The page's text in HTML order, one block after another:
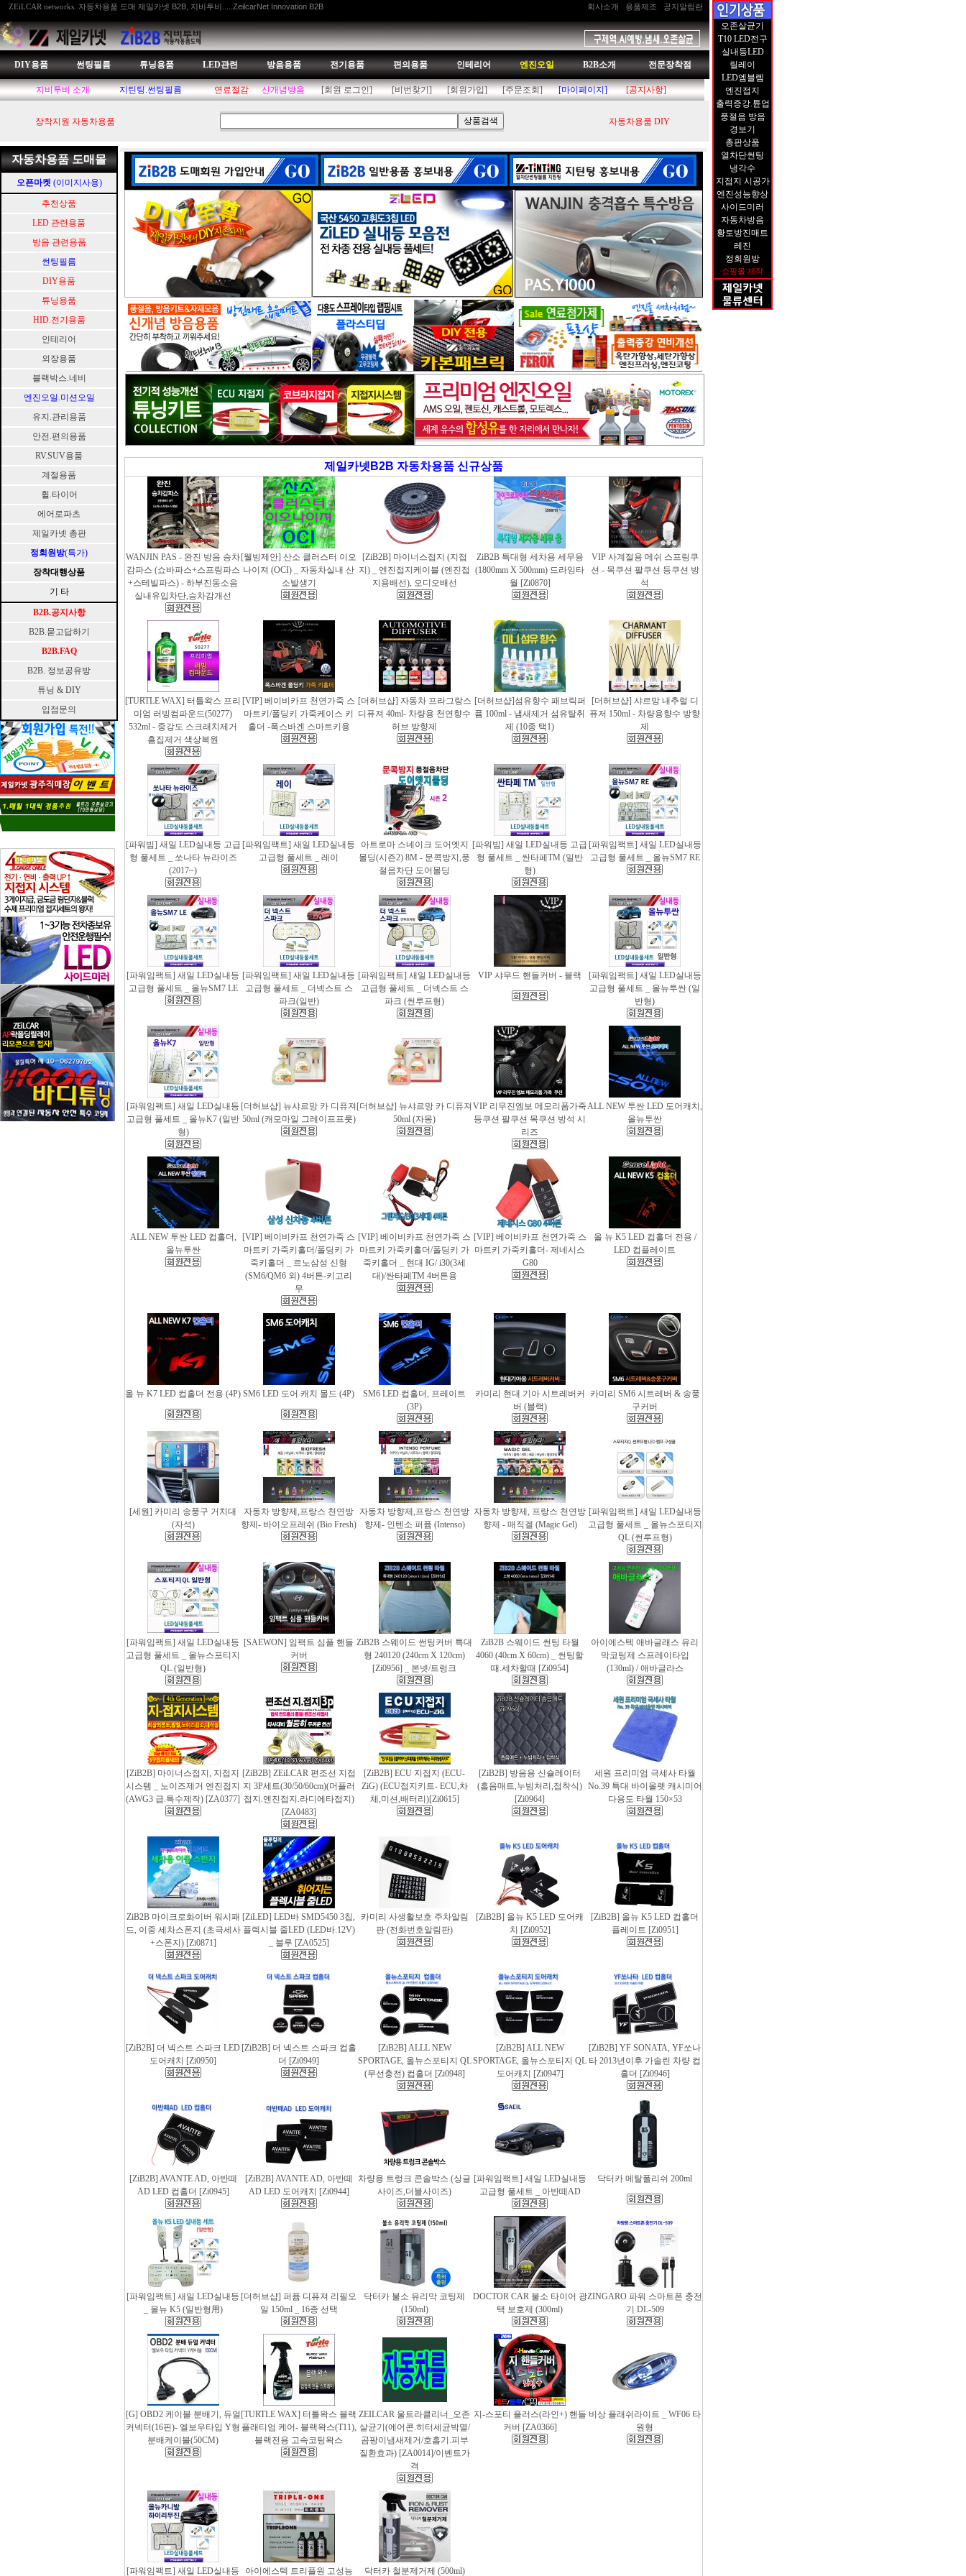
ZEiLCAR networks. 자동차용품 도매 제일카넷 B2B, 지비투비.....ZeilcarNet Innovation B2B 회사소개 용품제조 공지알림란
DIY용품 썬팅필름 튜닝용품 LED관련 방음용품 전기용품 편의용품 인테리어 엔진오일 B2B소개 전문장착점
지비투비 소개 지틴팅.썬팅필름 연료절감 신개념방음 [회원 로그인] [비번찾기] [회원가입] [주문조회] [마이페이지] [공지사항]
장착지원 자동차용품 자동차용품 DIY
자동차용품 도매몰
오픈마켓 (이미지사용)
추천상품
LED 관련용품
방음 관련용품
썬팅필름
DIY용품
튜닝용품
HID.전기용품
인테리어
외장용품
블랙박스.네비
엔진오일.미션오일
유지.관리용품
안전.편의용품
RV.SUV용품
계절용품
휠.타이어
에어로파츠
제일카넷 총판
정회원방(특가)
장착대행상품
기 타
B2B.공지사항
B2B.묻고답하기
B2B.FAQ
B2B. 정보공유방
튜닝 & DIY
입점문의
제일카넷B2B 자동차용품 신규상품
WANJIN PAS - 완진 방음 승차
감파스 (쇼바파스+스프링파스
+스테빌파스) - 하부진동소음
실내유입차단,승차감개선
[웰빙제안] 산소 클러스터 이오
나이져 (OCI) _ 자동차실내 산
소발생기
[ZiB2B] 마이너스접지 (지접
지) _ 엔진접지케이블 (엔진접
지용배선), 오디오배선
ZiB2B 특대형 세차용 세무융
(1800mm X 500mm) 드라잉타
월 [Zi0870]
VIP 사계절용 메쉬 스프링쿠
션 - 목쿠션 팔쿠션 등쿠션 방
석
[TURTLE WAX] 터틀왁스 프리
미엄 러빙컴파운드(50277)
532ml - 중강도 스크래치제거
흠집제거 색상복원
[VIP] 베이비카프 천연가죽 스
마트키/폴딩키 가죽케이스 키
홀더 -폭스바겐 스마트키용
[더허브샵] 자동차 프라그랑스
디퓨져 40ml- 차량용 천연향수
허브 방향제
[더허브샵]섬유향수 패브릭퍼
퓸 100ml - 냄새제거 섬유탈취
제 (10종 택1)
[더허브샵] 샤르망 내추럴 디
퓨저 150ml - 차량용향수 방향
제
[파워빔] 새일 LED실내등 고급
형 풀세트 _ 쏘나타 뉴라이즈
(2017~)
[파워임팩트] 새일 LED실내등
고급형 풀세트 _ 레이
아트로마 스네이크 도어엣지
몰딩(시즌2) 8M - 문콕방지,풍
절음차단 도어몰딩
[파워빔] 새일 LED실내등 고급
형 풀세트 _ 싼타페TM (일반
형)
[파워임팩트] 새일 LED실내등
고급형 풀세트 _ 올뉴SM7 RE
[파워임팩트] 새일 LED실내등
고급형 풀세트 _ 올뉴SM7 LE
[파워임팩트] 새일 LED실내등
고급형 풀세트 _ 더넥스트 스
파크(일반)
[파워임팩트] 새일 LED실내등
고급형 풀세트 _ 더넥스트 스
파크 (썬루프형)
VIP 샤무드 핸들커버 - 블랙
[파워임팩트] 새일 LED실내등
고급형 풀세트 _ 올뉴투싼 (일
반형)
[파워임팩트] 새일 LED실내등
고급형 풀세트 _ 올뉴K7 (일반
형)
[더허브샵] 뉴샤르망 카 디퓨져
50ml (캐모마일 그레이프프룻)
[더허브샵] 뉴샤르망 카 디퓨져
50ml (자몽)
VIP 리무진엠보 메모리폼가죽
등쿠션 팔쿠션 목쿠션 방석 시
리즈
ALL NEW 투싼 LED 도어캐치,
올뉴투싼
ALL NEW 투싼 LED 컵홀더,
올뉴투싼
[VIP] 베이비카프 천연가죽 스
마트키 가죽키홀더/폴딩키 가
죽키홀더 _ 르노삼성 신형
(SM6/QM6 외) 4버튼-키고리
무
[VIP] 베이비카프 천연가죽 스
마트키 가죽키홀더/폴딩키 가
죽키홀더 _ 현대 IG/ i30(3세
대)/싼타페TM 4버튼용
[VIP] 베이비카프 천연가죽 스
마트키 가죽키홀더- 제네시스
G80
올 뉴 K5 LED 컵홀더 전용 /
LED 컵플레이트
올 뉴 K7 LED 컵홀더 전용 (4P) SM6 LED 도어 캐치 몰드 (4P)
SM6 LED 컵홀더, 프레이트
(3P)
카미리 현대 기아 시트레버커
버 (블랙)
카미리 SM6 시트레버 & 송풍
구커버
[세원] 카미리 송풍구 거치대
(자석)
자동차 방향제,프랑스 천연방
향제- 바이오프레쉬 (Bio Fresh)
자동차 방향제,프랑스 천연방
향제- 인텐소 퍼퓸 (Intenso)
자동차 방향제, 프랑스 천연방
향제 - 매직겔 (Magic Gel)
[파워임팩트] 새일 LED실내등
고급형 풀세트 _ 올뉴스포티지
QL (썬루프형)
[파워임팩트] 새일 LED실내등
고급형 풀세트 _ 올뉴스포티지
QL (일반형)
[SAEWON] 임팩트 심플 핸들
커버
ZiB2B 스웨이드 썬팅커버 특대
형 240120 (240cm X 120cm)
[Zi0956] _ 본넷/트렁크
ZiB2B 스웨이드 썬팅 타월
4060 (40cm X 60cm) _ 썬팅할
때.세차할때 [Zi0954]
아이에스텍 애바글래스 유리
막코팅제 스프레이타입
(130ml) / 애바글라스
[ZiB2B] 마이너스접지, 지접지
시스템 _ 노이즈제거 엔진접지
(AWG3 급.특수제작) [ZA0377]
[ZiB2B] ZEiLCAR 편조선 지접
지 3P세트(30/50/60cm)(머플러
접지.엔진접지.라디에타접지)
[ZA0483]
[ZiB2B] ECU 지접지 (ECU-
ZiG) (ECU접지키트- ECU,차
체,미션,배터리)[Zi0615]
[ZiB2B] 방음용 신슐레이터
(흡음매트,누빔처리,접착식)
[Zi0964]
세원 프리미엄 극세사 타월
No.39 특대 바이올렛 캐시미어
다용도 타월 150×53
ZiB2B 마이크로화이버 워시패
드, 이중 세차스폰지 (초극세사
+스폰지) [Zi0871]
[ZiLED] LED바 SMD5450 3칩,
플렉시블 줄LED (LED바.12V)
_ 블루 [ZA0525]
카미리 사생활보호 주차알림
판 (전화번호알림판)
[ZiB2B] 올뉴 K5 LED 도어캐
치 [Zi0952]
[ZiB2B] 올뉴 K5 LED 컵홀더
플레이트 [Zi0951]
[ZiB2B] 더 넥스트 스파크 LED
도어캐치 [Zi0950]
[ZiB2B] 더 넥스트 스파크 컵홀
더 [Zi0949]
[ZiB2B] ALLL NEW
SPORTAGE, 올뉴스포티지 QL
(무선충전) 컵홀더 [Zi0948]
[ZiB2B] ALL NEW
SPORTAGE, 올뉴스포티지 QL
도어캐치 [Zi0947]
[ZiB2B] YF SONATA, YF쏘나
타 2013년이후 가솔린 차량 컵
홀더 [Zi0946]
[ZiB2B] AVANTE AD, 아반떼
AD LED 컵홀더 [Zi0945]
[ZiB2B] AVANTE AD, 아반떼
AD LED 도어캐치 [Zi0944]
차량용 트렁크 콘솔박스 (싱글
사이즈,더블사이즈)
[파워임팩트] 새일 LED실내등
고급형 풀세트 _ 아반떼AD
닥터카 메탈폴리쉬 200ml
[파워임팩트] 새일 LED실내등
_ 올뉴 K5 (일반형用)
[더허브샵] 퍼퓸 디퓨져 리필오
일 150ml _ 16종 선택
닥터카 불소 유리막 코팅제
(150ml)
DOCTOR CAR 불소 타이어 광
택 보호제 (300ml)
ZINGARO 파워 스마트폰 충전
기 DL-509
[G] OBD2 케이블 분배기, 듀얼
커넥터(16핀)- 엘보우타입 Y형
분배케이블(50CM)
[TURTLE WAX] 터틀왁스 블랙
플래티엄 케어- 블랙왁스(T11),
블랙전용 고속코팅왁스
ZEILCAR 울트라클리너_오존
살균기(에어콘.히터세균박멸/
곰팡이냄새제거/호흡기.피부
질환효과) [ZA0014]/이벤트가
격
지-스포티 플러스(라인+) 핸들
커버 [ZA0366]
비상 플래쉬라이트 _ WF06 타
원형
[파워임팩트] 새일 LED실내등 아이에스텍 트리플원 고성능 닥터카 철분제거제 (500ml)
오존살균기
T10 LED전구
실내등LED
릴레이
LED엠블렘
엔진접지
출력증강.튠업
풍절음 방음
경보기
총판상품
열차단썬팅
냉각수
지접지 시공가
엔진성능향상
사이드미러
자동차방음
황토방진매트
레진
정회원방
쇼핑몰 제작